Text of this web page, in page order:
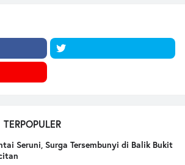
Seruni, Surga Tersembunyi di Balik Bukit